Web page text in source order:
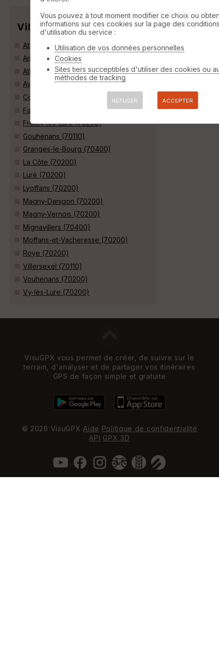
Villes
Abbenans (25340)
Amblans-et-Velotte (70200)
Athesans-Étroitefontaine (70110)
Aynans (70200)
Courchaton (70110)
Fallon (70110)
Frotey-lès-Lure (70200)
Gouhenans (70110)
Granges-le-Bourg (70400)
La Côte (70200)
Luré (70200)
Lyoffans (70200)
Magny-Danigon (70200)
Magny-Vernois (70200)
Mignavillers (70400)
Moffans-et-Vacheresse (70200)
Roye (70200)
Villersexel (70110)
Vouhenans (70200)
Vy-lès-Lure (70200)
VisuGPX vous permet de créer, de suivre sur le
terrain, d'analyser et de partager vos itinéraires
GPS de façon simple et gratuite
© 2026 VisuGPX Aide Politique de confidentialité
API GPX 3D
Vous pouvez à tout moment modifier ce choix ou
informations sur ces cookies sur la page des
d'utilisation du service :
Utilisation de vos données personnelles
Cookies
Sites tiers succeptibles d'utiliser des cookies ou
méthodes de tracking
REFUSER ACCEPTER